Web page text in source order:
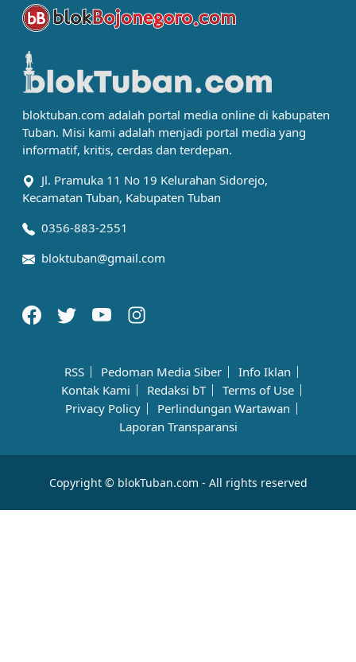
bloktuban.com adalah portal media online di kabupaten
Tuban. Misi kami adalah menjadi portal media yang
informatif, kritis, cerdas dan terdepan.
Jl. Pramuka 11 No 19 Kelurahan Sidorejo,
Kecamatan Tuban, Kabupaten Tuban
0356-883-2551
bloktuban@gmail.com
RSS Pedoman Media Siber
Info Iklan
Kontak Kami
Redaksi bT
Terms of Use
Privacy Policy
Perlindungan Wartawan
Laporan Transparansi
Copyright © blokTuban.com - All rights reserved